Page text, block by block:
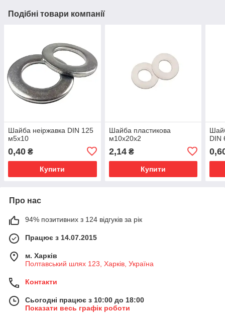
Подібні товари компанії
Шайба неіржавка DIN 125
м5х10
0,40 ₴
Купити
Шайба пластикова
м10х20х2
2,14₴
Купити
DIN
Про нас
94% позитивних з 124 відгуків за рік
Працює з 14.07.2015
м. Харків
Полтавський шлях 123, Харків, Україна
Контакти
Сьогодні працює з 10:00 до 18:00
Показати весь графік роботи